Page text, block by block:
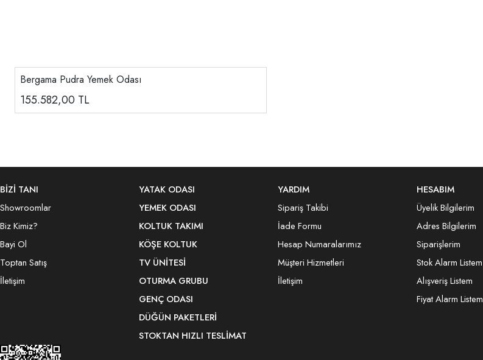
Bergama Pudra Yemek Odası
155.582,00 TL
BİZİ TANI
Showroomlar
Biz Kimiz?
Bayi Ol
Toptan Satış
İletişim
YATAK ODASI
YEMEK ODASI
KOLTUK TAKIMI
KÖŞE KOLTUK
TV ÜNITESI
OTURMA GRUBU
GENÇ ODASI
DÜĞÜN PAKETLERI
STOKTAN HIZLI TESLIMAT
YARDIM
Sipariş Takibi
İade Formu
Hesap Numaralarımız
Müşteri Hizmetleri
İletişim
HESABIM
Üyelik Bilgilerim
Adres Bilgilerim
Siparişlerim
Stok Alarm Listem
Alışveriş Listem
Fiyat Alarm Listem